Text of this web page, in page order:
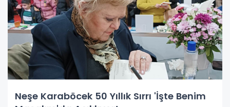
Neşe Karaböcek 50 Yıllık Sırrı 'İşte Benim